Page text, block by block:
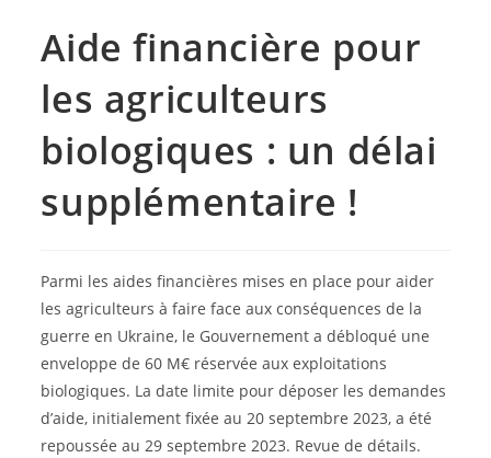
Aide financière pour
les agriculteurs
biologiques : un délai
supplémentaire !
Parmi les aides financières mises en place pour aider
les agriculteurs à faire face aux conséquences de la
guerre en Ukraine, le Gouvernement a débloqué une
enveloppe de 60 M€ réservée aux exploitations
biologiques. La date limite pour déposer les demandes
d’aide, initialement fixée au 20 septembre 2023, a été
repoussée au 29 septembre 2023. Revue de détails.